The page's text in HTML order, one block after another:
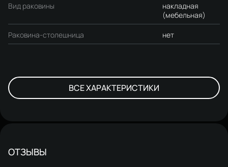
Вид раковины
накладная
(мебельная)
Раковина-столешница нет
ВСЕ ХАРАКТЕРИСТИКИ
ОТЗЫВЫ